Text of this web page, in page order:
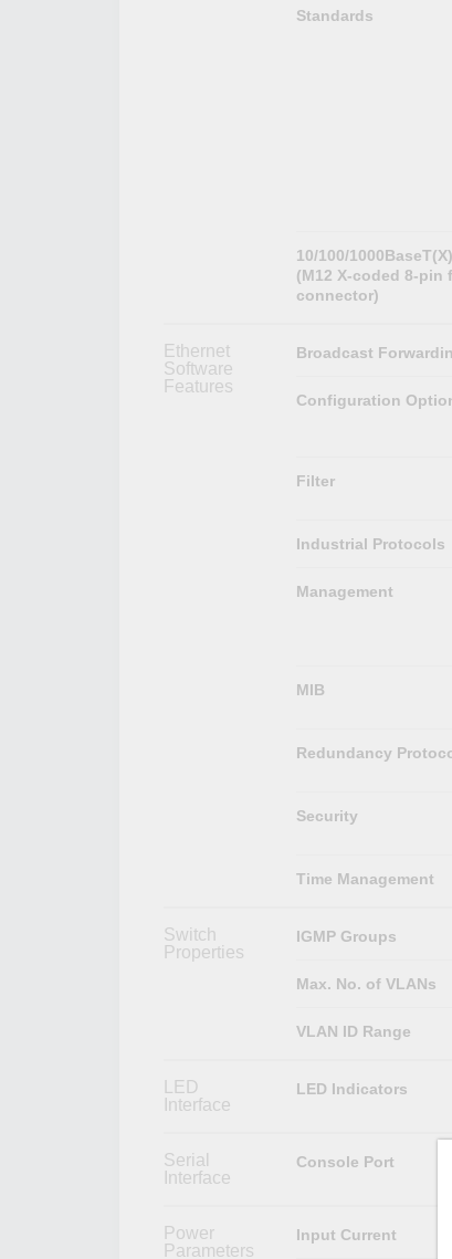
Standards
10/100/
(M12 X-coded 8-pin
connector)
Ethernet
Software
Features
Broadcast
Configuration
Filter
Industrial Protocols
Management
MIB
Redundancy
Security
Time Management
Switch
Properties
IGMP Groups
Max. No. of VLANs
VLAN ID Range
LED
Interface
LED Indicators
Serial
Interface
Console Port
Power
Parameters
Input Current